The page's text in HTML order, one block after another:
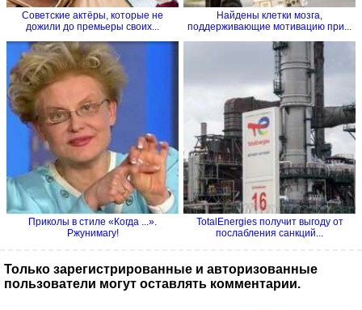
Советские актёры, которые не
дожили до премьеры своих...
Найдены клетки мозга,
поддерживающие мотивацию при...
Приколы в стиле «Когда ...».
Ржунимагу!
TotalEnergies получит выгоду от
послабления санкций...
Только зарегистрированные и авторизованные
пользователи могут оставлять комментарии.